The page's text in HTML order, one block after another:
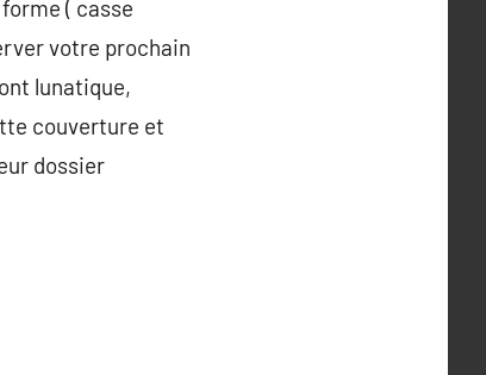
( casse
votre prochain
lunatique,
couverture et
dossier